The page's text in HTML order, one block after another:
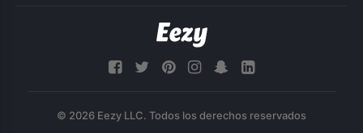
© 2026 Eezy LLC. Todos los derechos reservados